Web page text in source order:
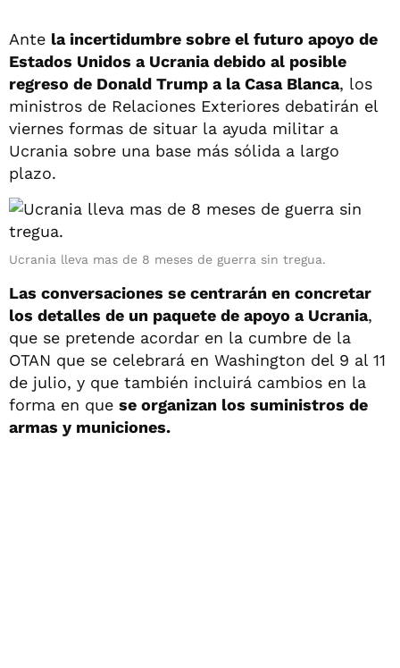
Ante la incertidumbre sobre el futuro apoyo de
Estados Unidos a Ucrania debido al posible
regreso de Donald Trump a la Casa Blanca, los
ministros de Relaciones Exteriores debatirán el
viernes formas de situar la ayuda militar a
Ucrania sobre una base más sólida a largo
plazo.
Ucrania lleva mas de 8 meses de guerra sin tregua.
Las conversaciones se centrarán en concretar
los detalles de un paquete de apoyo a Ucrania,
que se pretende acordar en la cumbre de la
OTAN que se celebrará en Washington del 9 al 11
de julio, y que también incluirá cambios en la
forma en que se organizan los suministros de
armas y municiones.